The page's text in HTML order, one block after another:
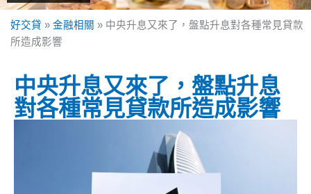
好交貸 » 金融相關 » 中央升息又來了，盤點升息對各種常見貸款
所造成影響
中央升息又來了，盤點升息
對各種常見貸款所造成影響